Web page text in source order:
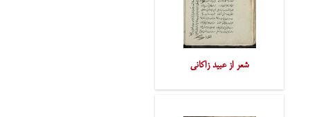
شعر از عبید زاکانی